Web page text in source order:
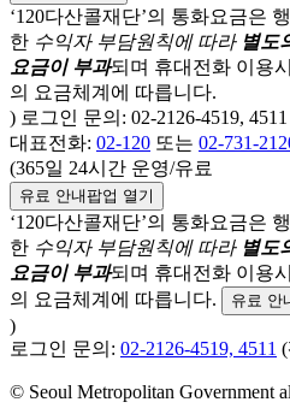
‘120다산콜재단’의 통화요금은
한 수익자 부담원칙에 따라 별도
요금이 부과되며 휴대전화 이용
의 요금체계에 따릅니다.
) 로그인 문의: 02-2126-4519,
대표전화: 02-120 또는 02-731-
(365일 24시간 운영/유료
유료 안내팝업 열기
‘120다산콜재단’의 통화요금은
한 수익자 부담원칙에 따라 별도
요금이 부과되며 휴대전화 이용
의 요금체계에 따릅니다.
유료 안
)
로그인 문의: 02-2126-4519, 4511
© Seoul Metropolitan Government